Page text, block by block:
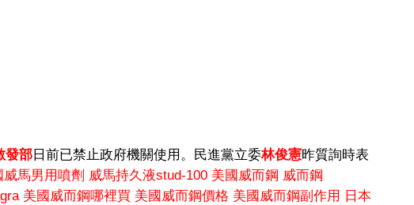
發部 日前已禁止政府機關使用。民進黨立委林俊憲昨質詢時表
威馬男用噴劑 威馬持久液stud-100 美國威而鋼 威而鋼
美國威而鋼哪裡買 美國威而鋼價格 美國威而鋼副作用
日本